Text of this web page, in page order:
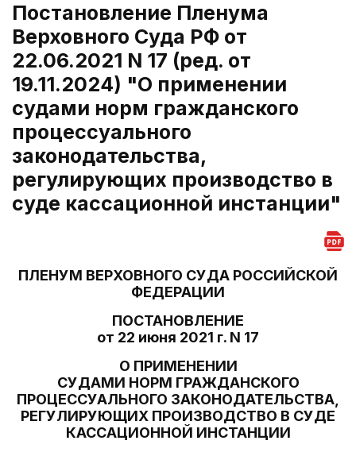
Постановление Пленума
Верховного Суда РФ от
22.06.2021 N 17 (ред. от
19.11.2024) "О применении
судами норм гражданского
процессуального
законодательства,
регулирующих производство в
суде кассационной инстанции"
ПЛЕНУМ ВЕРХОВНОГО СУДА РОССИЙСКОЙ
ФЕДЕРАЦИИ
ПОСТАНОВЛЕНИЕ
от 22 июня 2021 г. N 17
О ПРИМЕНЕНИИ
СУДАМИ НОРМ ГРАЖДАНСКОГО
ПРОЦЕССУАЛЬНОГО ЗАКОНОДАТЕЛЬСТВА,
РЕГУЛИРУЮЩИХ ПРОИЗВОДСТВО В СУДЕ
КАССАЦИОННОЙ ИНСТАНЦИИ